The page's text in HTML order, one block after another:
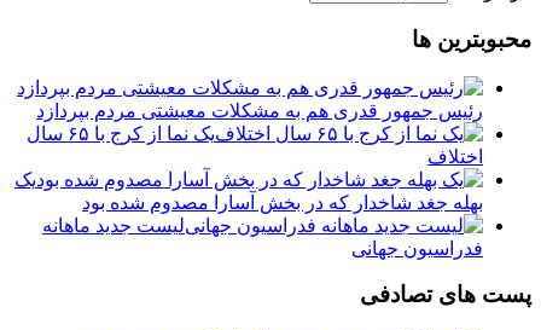
محبوبترین ها
رئیس جمهور قدری هم به مشکلات معیشتی مردم بپردازد
یک نما از کرج با ۶۵ سال
اختلاف
یک
بهله جغد شاخدار که در بخش آسارا مصدوم شده بود
لیست جدید ماهانه
فدراسیون جهانی
پست های تصادفی